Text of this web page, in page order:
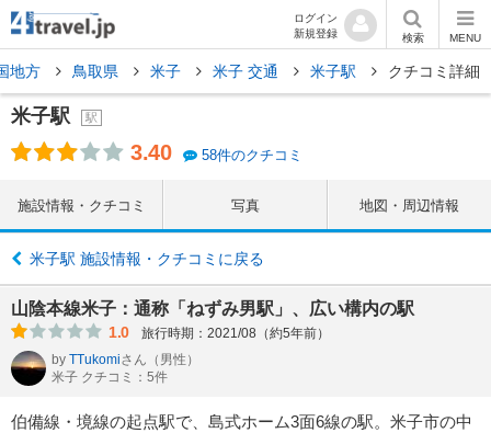
ログイン
新規登録
検索 MENU
地方 鳥取県 米子 米子 交通 米子駅 クチコミ詳細
米子駅 駅
3.40 58件のクチコミ
施設情報・クチコミ 写真 地図・周辺情報
米子駅 施設情報・クチコミに戻る
山陰本線米子：通称「ねずみ男駅」、広い構内の駅
1.0
旅行時期：2021/08（約5年前）
by TTukomiさん （男性）
米子 クチコミ：5件
伯備線・境線の起点駅で、島式ホーム3面6線の駅。米子市の中